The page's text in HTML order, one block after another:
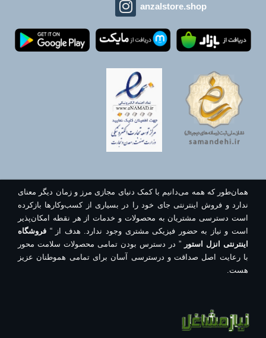
anzalstore.shop
همان‌طور که همه می‌دانیم با کمک دنیای مجازی مرز و زمان دیگر معنای
ندارد و فروش اینترنتی جای خود را در بسیاری از کسب‌وکارها بازکرده
است دسترسی مشتریان به محصولات و خدمات از هر نقطه امکان‌پذیر
است و نیاز به حضور فیزیکی مشتری وجود ندارد. هدف از “ فروشگاه
اینترنتی انزل استور ” در دسترس بودن تمامی محصولات سلامت محور
با رعایت اصل صداقت و درسترسی آسان برای تمامی هموطنان عزیز
هست.